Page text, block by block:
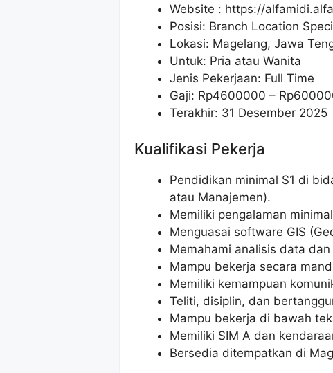
Website : https://
Posisi: Branch Location
Lokasi: Magelang, Jawa
Untuk: Pria atau Wanita
Jenis Pekerjaan: Full Time
Gaji: Rp4600000 – Rp
Terakhir: 31 Desember 2025
Kualifikasi Pekerja
Pendidikan minimal S1 di
atau Manajemen).
Memiliki pengalaman
Menguasai software GIS
Memahami analisis data
Mampu bekerja secara
Memiliki kemampuan
Teliti, disiplin, dan
Mampu bekerja di bawah
Memiliki SIM A dan
Bersedia ditempatkan di